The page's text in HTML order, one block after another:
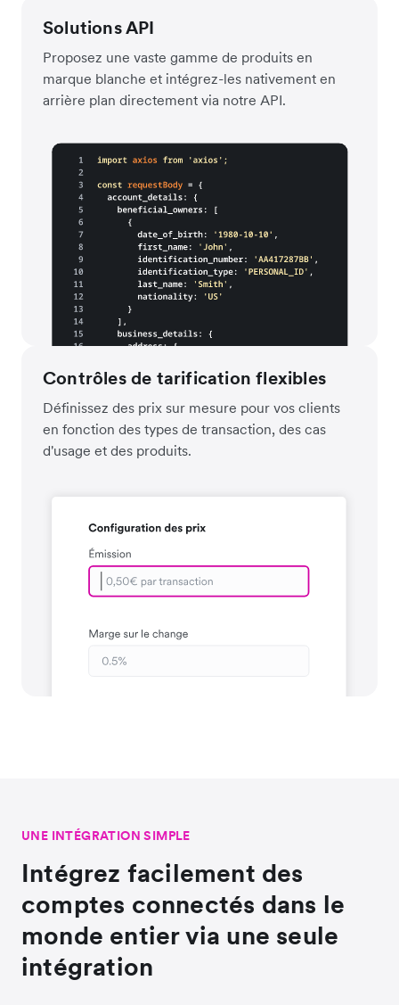
Solutions API
Proposez une vaste gamme de produits en
marque blanche et intégrez-les nativement en
arrière plan directement via notre API.
Contrôles de tarification flexibles
Définissez des prix sur mesure pour vos clients
en fonction des types de transaction, des cas
d'usage et des produits.
UNE INTÉGRATION SIMPLE
Intégrez facilement des
comptes connectés dans le
monde entier via une seule
intégration